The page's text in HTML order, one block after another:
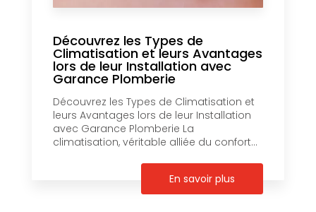
Découvrez les Types de
Climatisation et leurs Avantages
lors de leur Installation avec
Garance Plomberie
Découvrez les Types de Climatisation et
leurs Avantages lors de leur Installation
avec Garance Plomberie La
climatisation, véritable alliée du confort...
En savoir plus